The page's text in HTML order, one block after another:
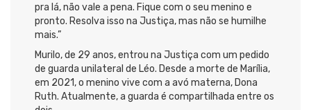
pra lá, não vale a pena. Fique com o seu menino e
pronto. Resolva isso na Justiça, mas não se humilhe
mais.”
Murilo, de 29 anos, entrou na Justiça com um pedido
de guarda unilateral de Léo. Desde a morte de Marília,
em 2021, o menino vive com a avó materna, Dona
Ruth. Atualmente, a guarda é compartilhada entre os